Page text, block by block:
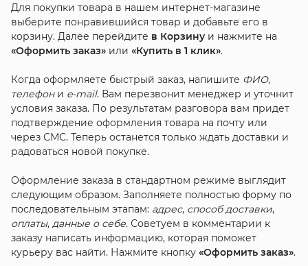
Для покупки товара в нашем интернет-магазине
выберите понравившийся товар и добавьте его в
корзину. Далее перейдите в Корзинуи нажмите на
«Оформить заказ»или «Купить в 1 клик».
Когда оформляете быстрый заказ, напишите ФИО,
телефони e-mail. Вам перезвонит менеджер и уточнит
условия заказа. По результатам разговора вам придет
подтверждение оформления товара на почту или
через СМС. Теперь останется только ждать доставки и
радоваться новой покупке.
Оформление заказа в стандартном режиме выглядит
следующим образом. Заполняете полностью форму по
последовательным этапам: адрес, способ доставки,
оплаты, данные о себе. Советуем в комментарии к
заказу написать информацию, которая поможет
курьеру вас найти. Нажмите кнопку «Оформить заказ».